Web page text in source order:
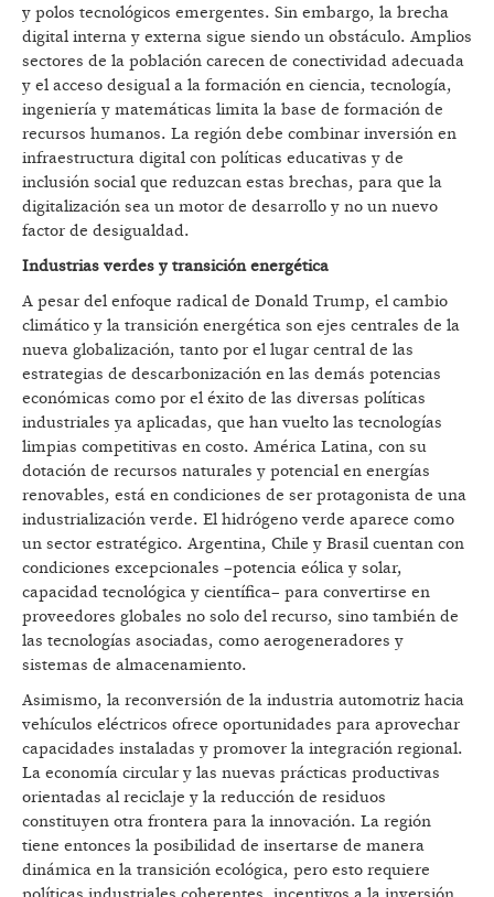
y polos tecnológicos emergentes. Sin embargo, la brecha
digital interna y externa sigue siendo un obstáculo. Amplios
sectores de la población carecen de conectividad adecuada
y el acceso desigual a la formación en ciencia, tecnología,
ingeniería y matemáticas limita la base de formación de
recursos humanos. La región debe combinar inversión en
infraestructura digital con políticas educativas y de
inclusión social que reduzcan estas brechas, para que la
digitalización sea un motor de desarrollo y no un nuevo
factor de desigualdad.
Industrias verdes y transición energética
A pesar del enfoque radical de Donald Trump, el cambio
climático y la transición energética son ejes centrales de la
nueva globalización, tanto por el lugar central de las
estrategias de descarbonización en las demás potencias
económicas como por el éxito de las diversas políticas
industriales ya aplicadas, que han vuelto las tecnologías
limpias competitivas en costo. América Latina, con su
dotación de recursos naturales y potencial en energías
renovables, está en condiciones de ser protagonista de una
industrialización verde. El hidrógeno verde aparece como
un sector estratégico. Argentina, Chile y Brasil cuentan con
condiciones excepcionales –potencia eólica y solar,
capacidad tecnológica y científica– para convertirse en
proveedores globales no solo del recurso, sino también de
las tecnologías asociadas, como aerogeneradores y
sistemas de almacenamiento.
Asimismo, la reconversión de la industria automotriz hacia
vehículos eléctricos ofrece oportunidades para aprovechar
capacidades instaladas y promover la integración regional.
La economía circular y las nuevas prácticas productivas
orientadas al reciclaje y la reducción de residuos
constituyen otra frontera para la innovación. La región
tiene entonces la posibilidad de insertarse de manera
dinámica en la transición ecológica, pero esto requiere